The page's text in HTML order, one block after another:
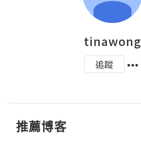
tinawong
追蹤
推薦博客